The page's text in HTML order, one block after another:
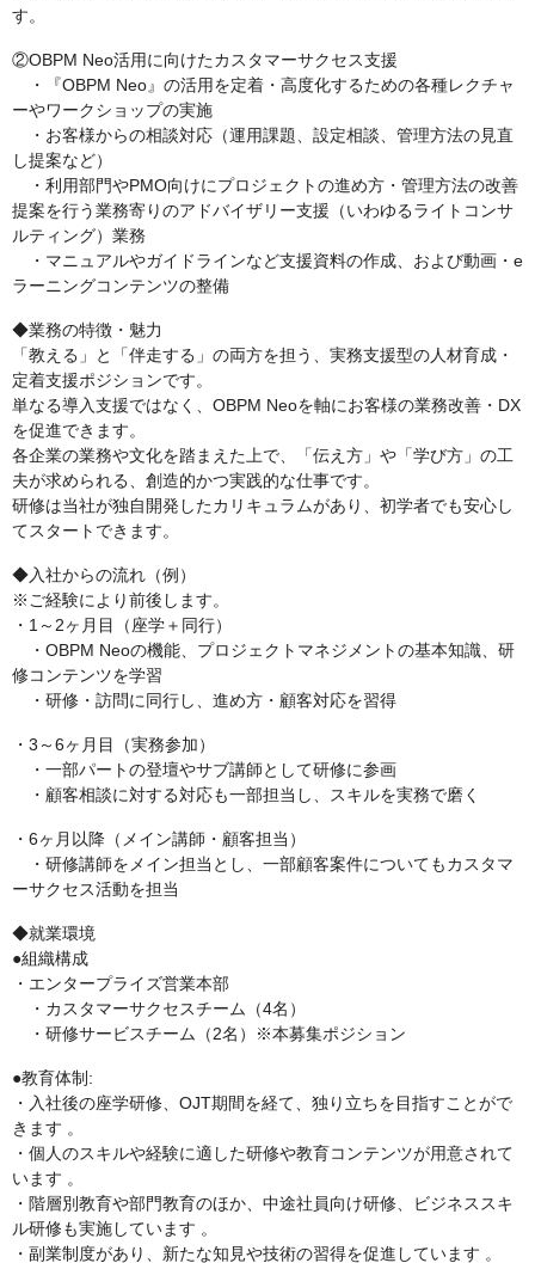
す。
②OBPM Neo活用に向けたカスタマーサクセス支援
・『OBPM Neo』の活用を定着・高度化するための各種レクチャ
ーやワークショップの実施
・お客様からの相談対応（運用課題、設定相談、管理方法の見直
し提案など）
・利用部門やPMO向けにプロジェクトの進め方・管理方法の改善
提案を行う業務寄りのアドバイザリー支援（いわゆるライトコンサ
ルティング）業務
・マニュアルやガイドラインなど支援資料の作成、および動画・e
ラーニングコンテンツの整備
◆業務の特徴・魅力
「教える」と「伴走する」の両方を担う、実務支援型の人材育成・
定着支援ポジションです。
単なる導入支援ではなく、OBPM Neoを軸にお客様の業務改善・DX
を促進できます。
各企業の業務や文化を踏まえた上で、「伝え方」や「学び方」の工
夫が求められる、創造的かつ実践的な仕事です。
研修は当社が独自開発したカリキュラムがあり、初学者でも安心し
てスタートできます。
◆入社からの流れ（例）
※ご経験により前後します。
・1～2ヶ月目（座学＋同行）
・OBPM Neoの機能、プロジェクトマネジメントの基本知識、研
修コンテンツを学習
・研修・訪問に同行し、進め方・顧客対応を習得
・3～6ヶ月目（実務参加）
・一部パートの登壇やサブ講師として研修に参画
・顧客相談に対する対応も一部担当し、スキルを実務で磨く
・6ヶ月以降（メイン講師・顧客担当）
・研修講師をメイン担当とし、一部顧客案件についてもカスタマ
ーサクセス活動を担当
◆就業環境
●組織構成
・エンタープライズ営業本部
・カスタマーサクセスチーム（4名）
・研修サービスチーム（2名）※本募集ポジション
●教育体制:
・入社後の座学研修、OJT期間を経て、独り立ちを目指すことがで
きます 。
・個人のスキルや経験に適した研修や教育コンテンツが用意されて
います 。
・階層別教育や部門教育のほか、中途社員向け研修、ビジネススキ
ル研修も実施しています 。
・副業制度があり、新たな知見や技術の習得を促進しています 。